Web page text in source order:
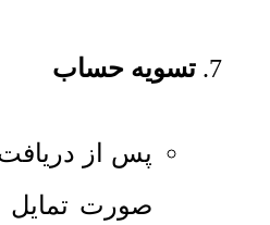
تسویه حساب
پس از
صورت تمایل